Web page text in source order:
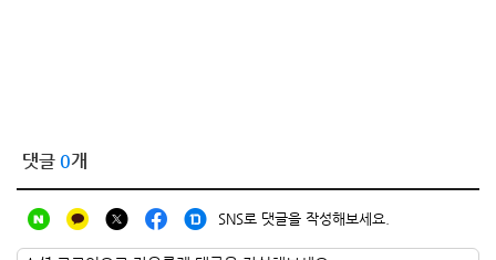
댓글 0개
SNS로 댓글을 작성해보세요.